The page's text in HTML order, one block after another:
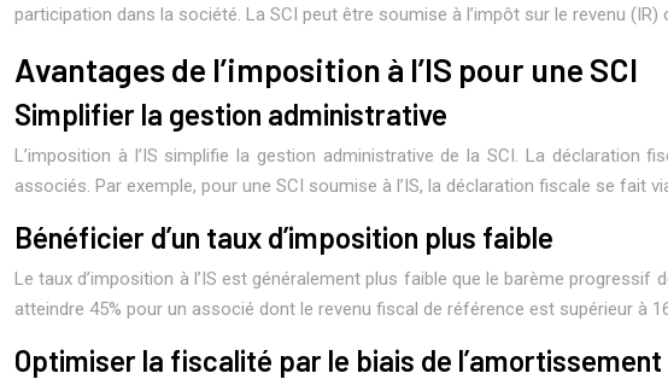
participation dans la société. La SCI peut être soumise à l’impôt sur le revenu
Avantages de l’imposition à l’IS pour une SCI
Simplifier la gestion administrative
L’imposition à l’IS simplifie la gestion administrative de la SCI. La
associés. Par exemple, pour une SCI soumise à l’IS, la déclaration fiscale se fait
Bénéficier d’un taux d’imposition plus faible
Le taux d’imposition à l’IS est généralement plus faible que le barème progressif
atteindre 45% pour un associé dont le revenu fiscal de référence est supérieur
Optimiser la fiscalité par le biais de l’amortissement